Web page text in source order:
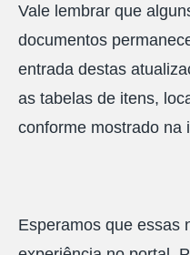
Vale lembrar que
documentos
entrada destas
as tabelas de itens,
conforme mostrado na
Esperamos que essas